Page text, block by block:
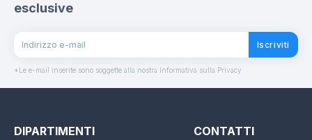
esclusive
Iscriviti
*Le e-mail inserite sono soggette alla nostra Informativa sulla Privacy
DIPARTIMENTI CONTATTI